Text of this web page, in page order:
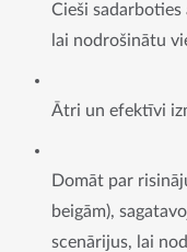
Cieši
lai nodrošinātu
Ātri un efektīvi
Domāt par
beigām),
scenārijus, lai